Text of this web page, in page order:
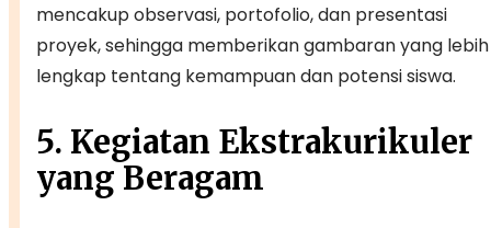
mencakup observasi, portofolio, dan presentasi
proyek, sehingga memberikan gambaran yang lebih
lengkap tentang kemampuan dan potensi siswa.
5. Kegiatan Ekstrakurikuler
yang Beragam